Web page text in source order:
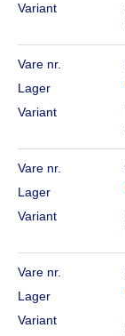
Variant
Vare nr.
Lager
Variant
Vare nr.
Lager
Variant
Vare nr.
Lager
Variant